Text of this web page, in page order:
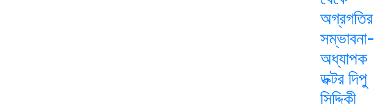
অগ্রগতির
সম্ভাবনা-
অধ্যাপক
ডক্টর দিপু
সিদ্দিকী